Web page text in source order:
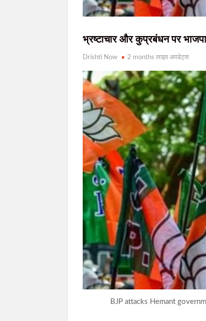
भ्रष्टाचार और कुप्रबंधन पर
Drishti Now 2 months लाइव अपडेट्स
BJP attacks Hemant